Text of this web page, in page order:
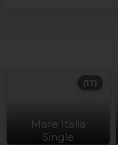
Mare Italia
Single
(17)